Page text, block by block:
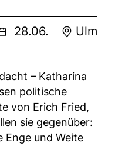
28.06. Ulm
– Katharina
politische
von Erich Fried,
sie gegenüber:
Enge und Weite